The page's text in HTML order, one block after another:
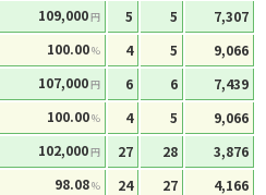
109,000円 5 5
7,307
100.00% 4 5
9,066
107,000円 6 6
7,439
100.00% 4 5
9,066
102,000円 27 28
3,876
98.08% 24 27
4,166